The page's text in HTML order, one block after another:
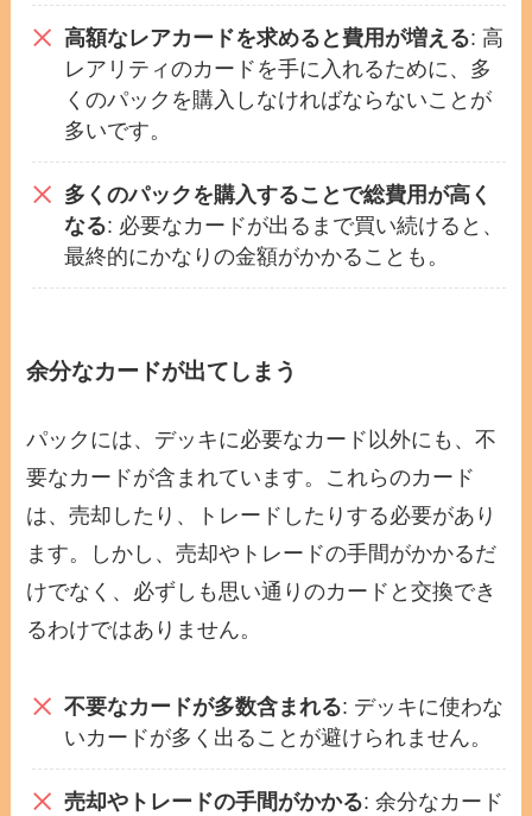
高額なレアカードを求めると費用が増える: 高
レアリティのカードを手に入れるために、多
くのパックを購入しなければならないことが
多いです。
多くのパックを購入することで総費用が高く
なる: 必要なカードが出るまで買い続けると、
最終的にかなりの金額がかかることも。
余分なカードが出てしまう
パックには、デッキに必要なカード以外にも、不
要なカードが含まれています。これらのカード
は、売却したり、トレードしたりする必要があり
ます。しかし、売却やトレードの手間がかかるだ
けでなく、必ずしも思い通りのカードと交換でき
るわけではありません。
不要なカードが多数含まれる: デッキに使わな
いカードが多く出ることが避けられません。
売却やトレードの手間がかかる: 余分なカード